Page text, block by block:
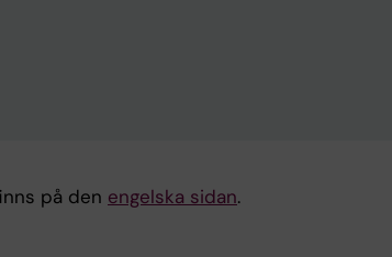
på den engelska sidan.